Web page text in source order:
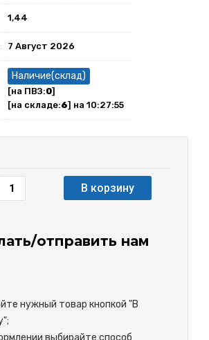
1,44
7 Август 2026
Наличие(склад)
[на ПВЗ:0]
[на складе:6] на 10:27:55
В корзину
отправить нам
нужный товар кнопкой "В
выбирайте способ